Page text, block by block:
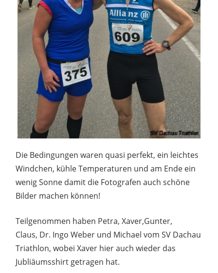
Die Bedingungen waren quasi perfekt, ein leichtes
Windchen, kühle Temperaturen und am Ende ein
wenig Sonne damit die Fotografen auch schöne
Bilder machen können!
Teilgenommen haben Petra, Xaver,Gunter,
Claus, Dr. Ingo Weber und Michael vom SV Dachau
Triathlon, wobei Xaver hier auch wieder das
Jubliäumsshirt getragen hat.